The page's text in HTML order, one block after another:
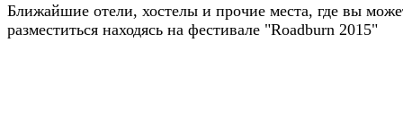
Ближайшие отели, хостелы и прочие места, где вы
разместиться находясь на фестивале "Roadburn 2015"